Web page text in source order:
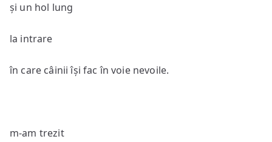
și un hol lung
la intrare
în care câinii își fac în voie nevoile.
m-am trezit